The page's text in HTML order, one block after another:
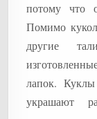
потому что
Помимо
другие
лапок.
украшают